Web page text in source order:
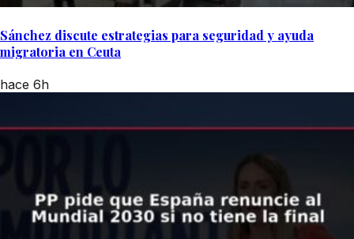
Sánchez discute estrategias para seguridad y ayuda
migratoria en Ceuta
hace 6h